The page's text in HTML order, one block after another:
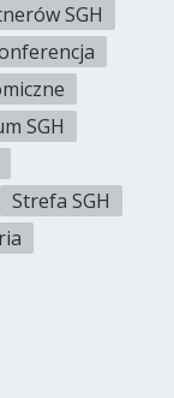
SGH
SGH
Strefa SGH